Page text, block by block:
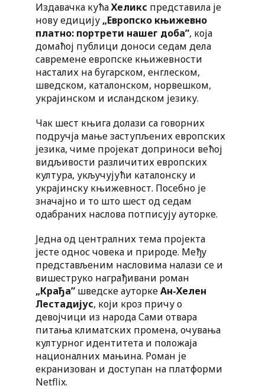
Издавачка кућаХеликс представила је
нову едицију „Европско књижевно
платно: портрети нашег доба”, која
домаћој публици доноси седам дела
савремене европске књижевности
насталих на бугарском, енглеском,
шведском, каталонском, норвешком,
украјинском и исландском језику.
Чак шест књига долази са говорних
подручја мање заступљених европских
језика, чиме пројекат доприноси већој
видљивости различитих европских
култура, укључујући каталонску и
украјинску књижевност. Посебно је
значајно и то што шест од седам
одабраних наслова потписују ауторке.
Једна од централних тема пројекта
јесте однос човека и природе. Међу
представљеним насловима налази се и
вишеструко награђивани роман
„Крађа” шведске ауторкеАн-Хелен
Лестадијус, који кроз причу о
девојчици из народа Сами отвара
питања климатских промена, очувања
културног идентитета и положаја
националних мањина. Роман је
екранизован и доступан на платформи
Netflix.